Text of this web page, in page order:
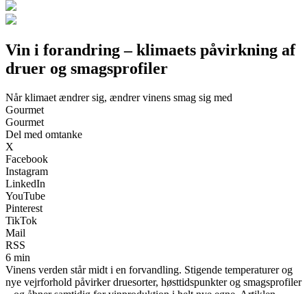
Vin i forandring – klimaets påvirkning af
druer og smagsprofiler
Når klimaet ændrer sig, ændrer vinens smag sig med
Gourmet
Gourmet
Del med omtanke
X
Facebook
Instagram
LinkedIn
YouTube
Pinterest
TikTok
Mail
RSS
6 min
Vinens verden står midt i en forvandling. Stigende temperaturer og
nye vejrforhold påvirker druesorter, høsttidspunkter og smagsprofiler